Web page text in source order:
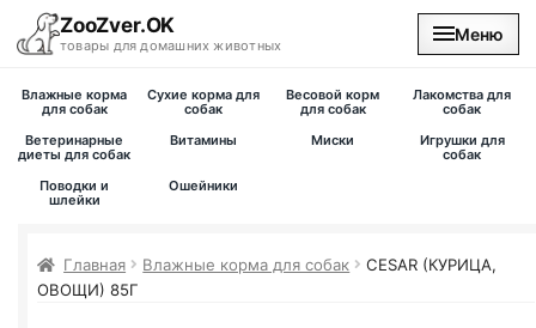
ZooZver.OK
товары для домашних животных
Меню
На главную
Вакансии
Влажные корма
для собак
Сухие корма для
собак
Весовой корм
для собак
Лакомства для
собак
Ветеринарные
диеты для собак
Витамины Миски
Игрушки для
собак
Поводки и
шлейки
Ошейники
Главная Влажные корма для собак
CESAR (КУРИЦА,
ОВОЩИ) 85Г